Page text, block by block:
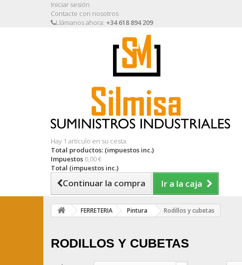
Iniciar sesión
Contacte con nosotros
Llámanos ahora: +34 618 894 209
Hay 1 artículo en su cesta.
Total productos: (impuestos inc.)
Impuestos 0,00 €
Total (impuestos inc.)
Continuar la compra Ir a la caja
FERRETERIA Pintura Rodillos y cubetas
RODILLOS Y CUBETAS